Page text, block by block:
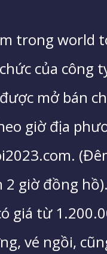
trong world
của công
mở bán
giờ địa
2 giờ đồng
giá từ
vé ngồi,